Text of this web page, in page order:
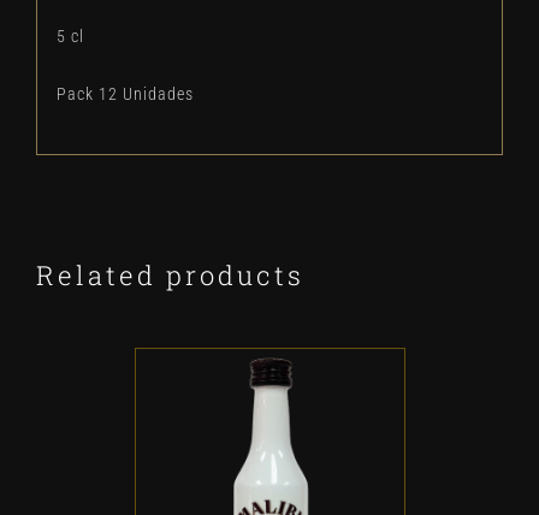
5 cl
Pack 12 Unidades
Related products
ADD TO CART / DETALLES